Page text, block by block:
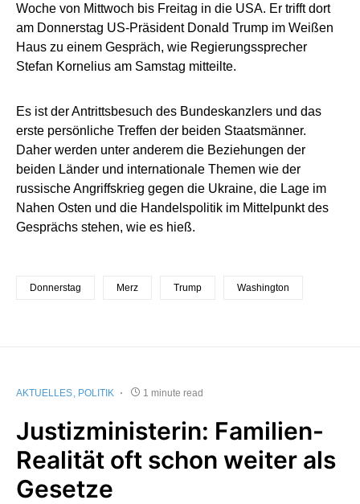
Woche von Mittwoch bis Freitag in die USA. Er trifft dort
am Donnerstag US-Präsident Donald Trump im Weißen
Haus zu einem Gespräch, wie Regierungssprecher
Stefan Kornelius am Samstag mitteilte.
Es ist der Antrittsbesuch des Bundeskanzlers und das
erste persönliche Treffen der beiden Staatsmänner.
Daher werden unter anderem die Beziehungen der
beiden Länder und internationale Themen wie der
russische Angriffskrieg gegen die Ukraine, die Lage im
Nahen Osten und die Handelspolitik im Mittelpunkt des
Gesprächs stehen, wie es hieß.
Donnerstag Merz Trump Washington
AKTUELLES POLITIK 1 minute read
Justizministerin: Familien-
Realität oft schon weiter als
Gesetze